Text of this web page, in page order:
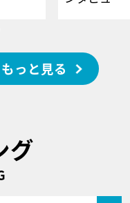
っと見る
グ